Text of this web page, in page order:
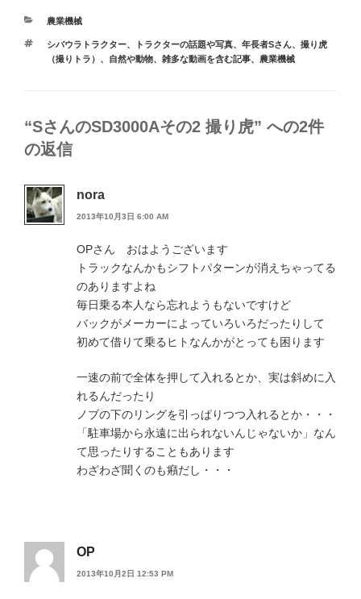
カ
ゴ
リ
農業機械
タ
グ
シバウラトラクター、 トラクターの話題や写真、 年長者Sさん、 撮り虎
（撮りトラ） 、 自然や動物、雑多な動画を含む記事、 農業機械
“SさんのSD3000Aその2 撮り虎” への2件
の返信
nora
2013年10月3日 6:00 AM
OPさん おはようございます
トラックなんかもシフトパターンが消えちゃってる
のありますよね
毎日乗る本人なら忘れようもないですけど
バックがメーカーによっていろいろだったりして
初めて借りて乗るヒトなんかがとっても困ります
一速の前で全体を押して入れるとか、実は斜めに入
れるんだったり
ノブの下のリングを引っぱりつつ入れるとか・・・
「駐車場から永遠に出られないんじゃないか」なん
て思ったりすることもあります
わざわざ聞くのも癪だし・・・
OP
2013年10月2日 12:53 PM